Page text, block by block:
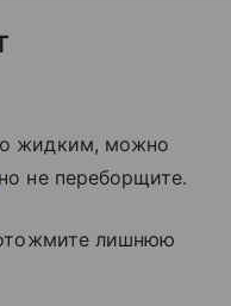
жидким, можно
не переборщите.
отожмите лишнюю